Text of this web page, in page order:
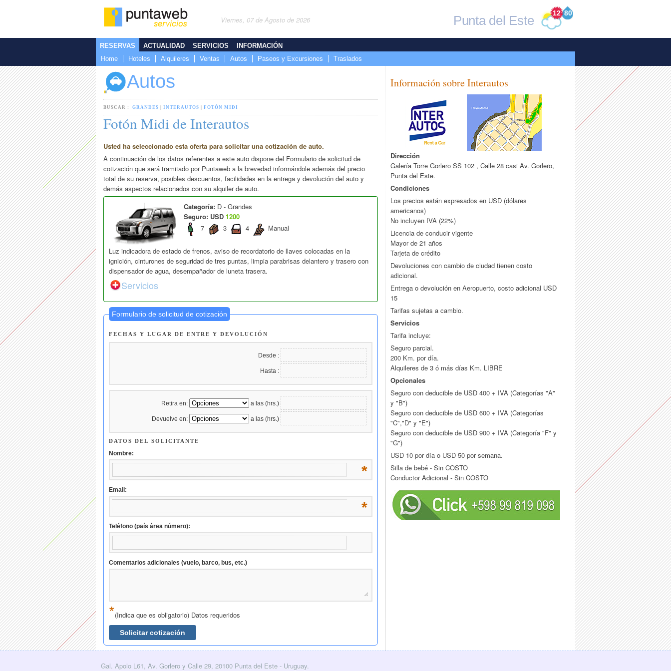
Viernes, 07 de Agosto de 2026
80
12°
Punta del Este
RESERVAS
Home
Hoteles Alquileres Ventas Autos Paseos y Excursiones Traslados
ACTUALIDAD SERVICIOS INFORMACIÓN
Autos
BUSCAR : GRANDES INTERAUTOS FOTÓN MIDI
Fotón Midi de Interautos
Usted ha seleccionado esta oferta para solicitar una cotización de auto.
A continuación de los datos referentes a este auto dispone del Formulario de solicitud de
cotización que será tramitado por Puntaweb a la brevedad informándole además del precio
total de su reserva, posibles descuentos, facilidades en la entrega y devolución del auto y
demás aspectos relacionados con su alquiler de auto.
Categoría: D - Grandes
Seguro: USD 1200
7
3 4 Manual
Luz indicadora de estado de frenos, aviso de recordatorio de llaves colocadas en la
ignición, cinturones de seguridad de tres puntas, limpia parabrisas delantero y trasero con
dispensador de agua, desempañador de luneta trasera.
Servicios
Formulario de solicitud de cotización
FECHAS Y LUGAR DE ENTRE Y DEVOLUCIÓN
Desde :
Hasta :
Retira en: a las (hrs.)
Devuelve en: a las (hrs.)
DATOS DEL SOLICITANTE
Nombre:
*
Email:
*
Teléfono (país área número):
Comentarios adicionales (vuelo, barco, bus, etc.)
*(Indica que es obligatorio) Datos requeridos
Solicitar cotización
Información sobre Interautos
Dirección
Galería Torre Gorlero SS 102 , Calle 28 casi Av. Gorlero,
Punta del Este.
Condiciones
Los precios están expresados en USD (dólares
americanos)
No incluyen IVA (22%)
Licencia de conducir vigente
Mayor de 21 años
Tarjeta de crédito
Devoluciones con cambio de ciudad tienen costo
adicional.
Entrega o devolución en Aeropuerto, costo adicional USD
15
Tarifas sujetas a cambio.
Servicios
Tarifa incluye:
Seguro parcial.
200 Km. por día.
Alquileres de 3 ó más días Km. LIBRE
Opcionales
Seguro con deducible de USD 400 + IVA (Categorías "A"
y "B")
Seguro con deducible de USD 600 + IVA (Categorías
"C","D" y "E")
Seguro con deducible de USD 900 + IVA (Categoría "F" y
"G")
USD 10 por día o USD 50 por semana.
Silla de bebé - Sin COSTO
Conductor Adicional - Sin COSTO
Gal. Apolo L61, Av. Gorlero y Calle 29, 20100 Punta del Este - Uruguay.